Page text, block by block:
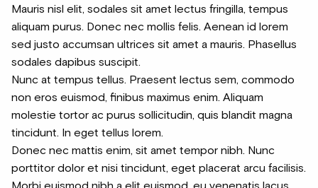
Mauris nisl elit, sodales sit amet lectus fringilla, tempus
aliquam purus. Donec nec mollis felis. Aenean id lorem
sed justo accumsan ultrices sit amet a mauris. Phasellus
sodales dapibus suscipit.
Nunc at tempus tellus. Praesent lectus sem, commodo
non eros euismod, finibus maximus enim. Aliquam
molestie tortor ac purus sollicitudin, quis blandit magna
tincidunt. In eget tellus lorem.
Donec nec mattis enim, sit amet tempor nibh. Nunc
porttitor dolor et nisi tincidunt, eget placerat arcu facilisis.
Morbi euismod nibh a elit euismod, eu venenatis lacus